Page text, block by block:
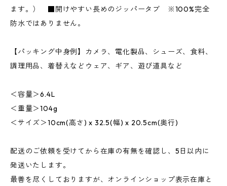
ます。） ■開けやすい長めのジッパータブ ※100%完全
防水ではありません。
【パッキング中身例】カメラ、電化製品、シューズ、食料、
調理用品、着替えなどウェア、ギア、遊び道具など
＜容量＞6.4L
＜重量＞104g
＜サイズ＞10cm(高さ) x 32.5(幅) x 20.5cm(奥行)
配送のご依頼を受けてから在庫の有無を確認し、5日以内に
発送いたします。
最善を尽くしておりますが、オンラインショップ表示在庫と